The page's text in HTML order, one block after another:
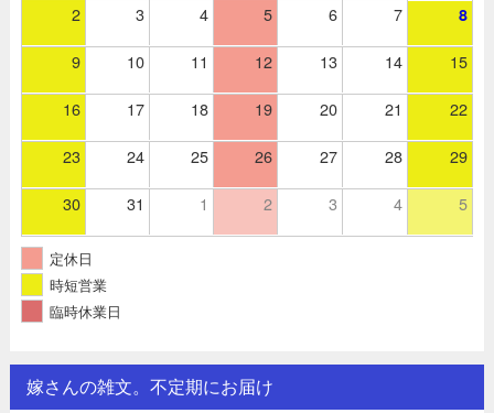
2 3 4 5 6 7 8
9 10 11 12 13 14 15
16 17 18 19 20 21 22
23 24 25 26 27 28 29
30 31 1 2 3 4 5
定休日
時短営業
臨時休業日
嫁さんの雑文。不定期にお届け